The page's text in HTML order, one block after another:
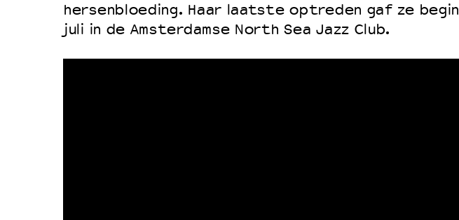
hersenbloeding. Haar laatste optreden gaf ze begin
juli in de Amsterdamse North Sea Jazz Club.